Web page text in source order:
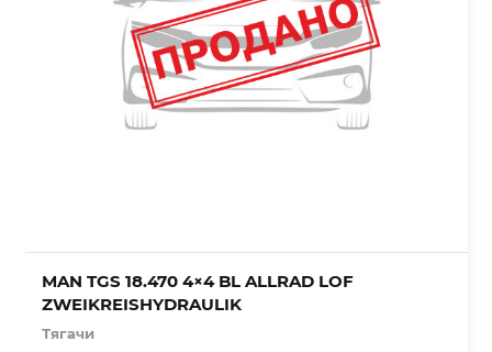
MAN TGS 18.470 4×4 BL ALLRAD LOF
ZWEIKREISHYDRAULIK
Тягачи